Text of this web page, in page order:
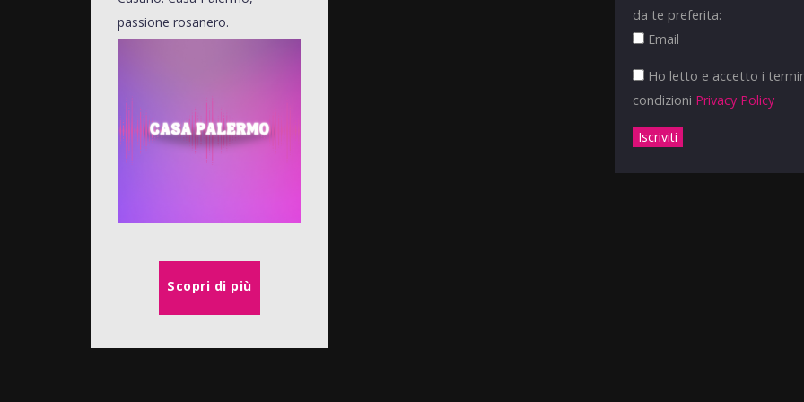
passione rosanero.
Scopri di più
da te preferita:
Email
Ho letto e accetto i
condizioni Privacy Policy